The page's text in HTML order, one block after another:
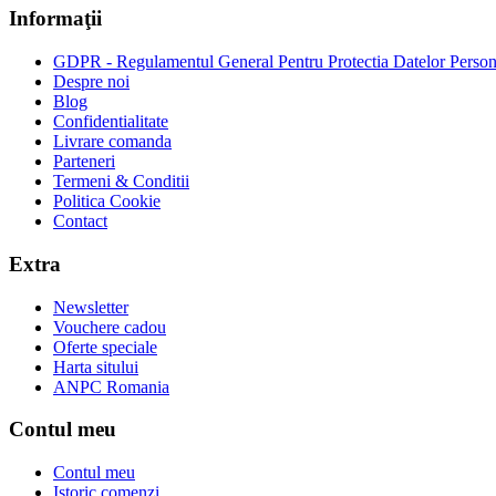
Informaţii
GDPR - Regulamentul General Pentru Protectia Datelor
Despre noi
Blog
Confidentialitate
Livrare comanda
Parteneri
Termeni & Conditii
Politica Cookie
Contact
Extra
Newsletter
Vouchere cadou
Oferte speciale
Harta sitului
ANPC Romania
Contul meu
Contul meu
Istoric comenzi